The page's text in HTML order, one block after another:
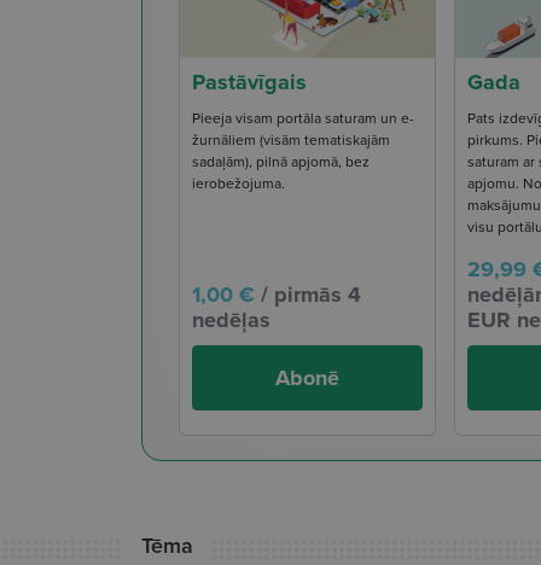
Pastāvīgais
Pieeja visam portāla saturam un e-
žurnāliem (visām tematiskajām
sadaļām), pilnā apjomā, bez
ierobežojuma.
1,00 € / pirmās 4
nedēļas
Abonē
Gada
Pats
pirkums.
saturam ar
apjomu.
visu
29,99
EUR
Tēma